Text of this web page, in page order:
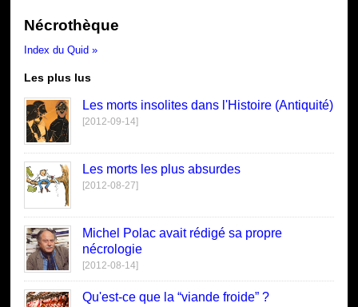
Nécrothèque
Index du Quid »
Les plus lus
Les morts insolites dans l'Histoire (Antiquité)
[2012-09-14]
Les morts les plus absurdes
[2012-08-27]
Michel Polac avait rédigé sa propre
nécrologie
[2012-08-14]
Qu'est-ce que la “viande froide” ?